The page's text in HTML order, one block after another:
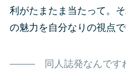
利がたまたま当たって。
の魅力を自分なりの視点
同人誌発なんです